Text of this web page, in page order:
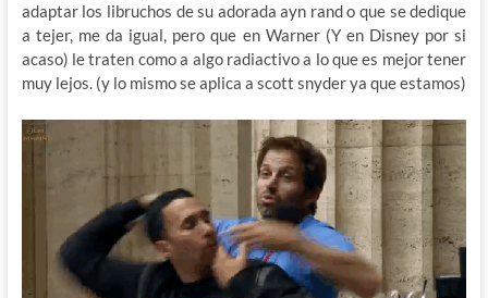
adaptar los libruchos de su adorada ayn rand o que se dedique
a tejer, me da igual, pero que en Warner (Y en Disney por si
acaso) le traten como a algo radiactivo a lo que es mejor tener
muy lejos. (y lo mismo se aplica a scott snyder ya que estamos)